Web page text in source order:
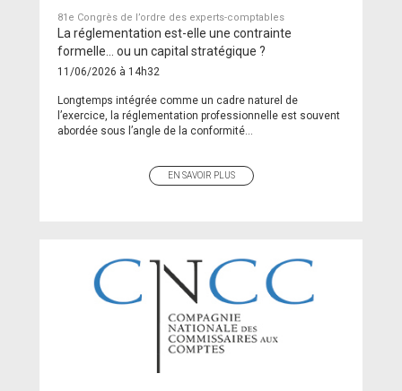
81e Congrès de l’ordre des experts-comptables
La réglementation est-elle une contrainte
formelle… ou un capital stratégique ?
11/06/2026 à 14h32
Longtemps intégrée comme un cadre naturel de
l’exercice, la réglementation professionnelle est souvent
abordée sous l’angle de la conformité...
EN SAVOIR PLUS